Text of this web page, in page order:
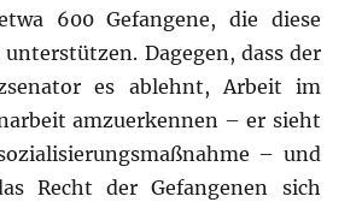
600 Gefangene, die diese
Dagegen, dass der
es ablehnt, Arbeit im
amzuerkennen – er sieht
– und
Recht der Gefangenen sich